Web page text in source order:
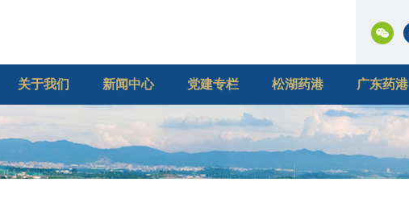
关于我们 新闻中心 党建专栏 松湖药港 广东药港